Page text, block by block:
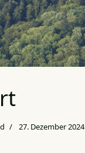
27. Dezember 2024